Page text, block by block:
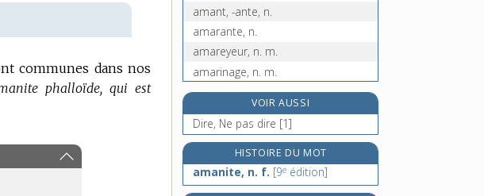
communes dans nos
phalloïde, qui est
amant, -ante, n.
amarante, n.
amareyeur, n. m.
amarinage, n. m.
amariner, v. tr.
amarque, n. f.[4eédition]
amarrage, n. m.
amarre, n. f.
amarrer, v. tr.
VOIR AUSSI
Dire, Ne pas dire [1]
HISTOIRE DU MOT
amanite, n. f. [9e édition]